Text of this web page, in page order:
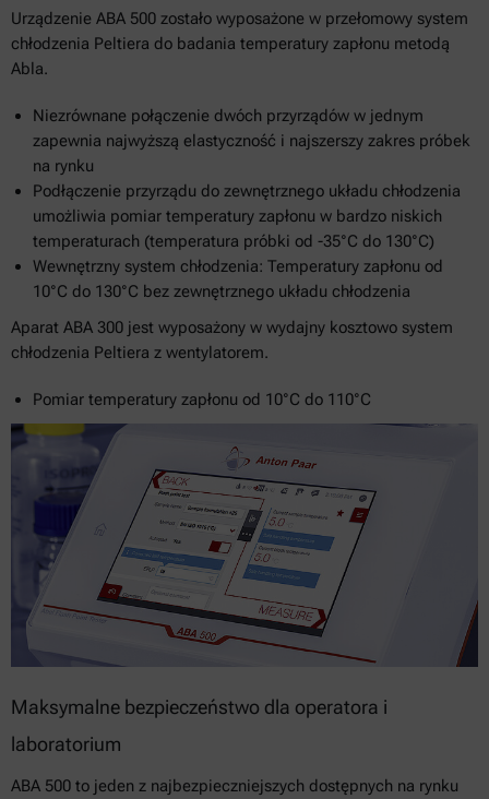
Urządzenie ABA 500 zostało wyposażone w przełomowy system
chłodzenia Peltiera do badania temperatury zapłonu metodą
Abla.
Niezrównane połączenie dwóch przyrządów w jednym
zapewnia najwyższą elastyczność i najszerszy zakres próbek
na rynku
Podłączenie przyrządu do zewnętrznego układu chłodzenia
umożliwia pomiar temperatury zapłonu w bardzo niskich
temperaturach (temperatura próbki od -35°C do 130°C)
Wewnętrzny system chłodzenia: Temperatury zapłonu od
10°C do 130°C bez zewnętrznego układu chłodzenia
Aparat ABA 300 jest wyposażony w wydajny kosztowo system
chłodzenia Peltiera z wentylatorem.
Pomiar temperatury zapłonu od 10°C do 110°C
Maksymalne bezpieczeństwo dla operatora i
laboratorium
ABA 500 to jeden z najbezpieczniejszych dostępnych na rynku